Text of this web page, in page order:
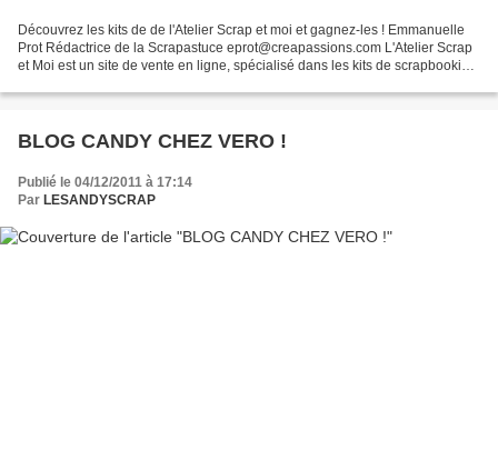
Découvrez les kits de de l'Atelier Scrap et moi et gagnez-les ! Emmanuelle
Prot Rédactrice de la Scrapastuce eprot@creapassions.com L'Atelier Scrap
et Moi est un site de vente en ligne, spécialisé dans les kits de scrapbooking.
BLOG CANDY CHEZ VERO !
Publié le 04/12/2011 à 17:14
Par LESANDYSCRAP